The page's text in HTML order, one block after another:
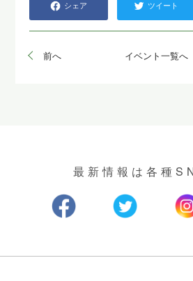
シェア ツイート
前へ イベント一覧へ
最新情報は各種